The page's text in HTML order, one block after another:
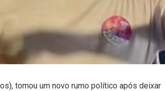
tomou um novo rumo político após deixar